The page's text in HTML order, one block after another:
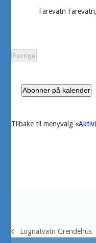
Farevatn
Forrige
Abonner på kalender
Tilbake til menyvalg
previous
Lognatvatn Grendehus